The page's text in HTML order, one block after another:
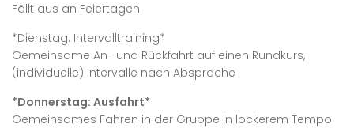
Fällt aus an Feiertagen.
*Dienstag: Intervalltraining*
Gemeinsame An- und Rückfahrt auf einen Rundkurs,
(individuelle) Intervalle nach Absprache
*Donnerstag: Ausfahrt*
Gemeinsames Fahren in der Gruppe in lockerem Tempo